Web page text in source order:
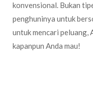
konvensional. Bukan
penghuninya untuk
untuk mencari peluang,
kapanpun Anda mau!